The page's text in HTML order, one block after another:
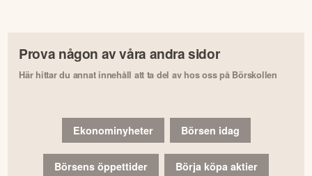
Prova någon av våra andra sidor
Här hittar du annat innehåll att ta del av hos oss på Börskollen
Ekonominyheter Börsen idag
Börsens öppettider Börja köpa aktier